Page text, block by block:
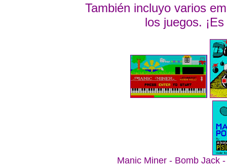
También incluyo varios
los juegos.
Manic Miner - Bomb Jack